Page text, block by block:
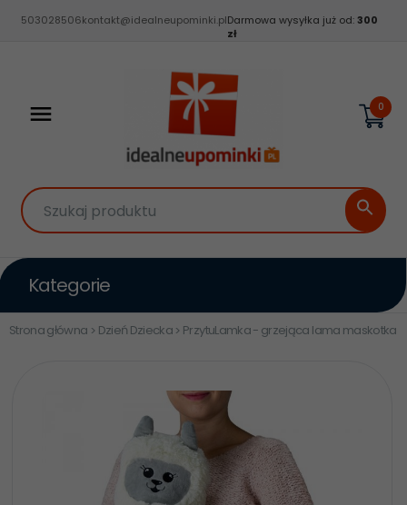
503028506kontakt@idealneupominki.plDarmowa wysyłka już od: 300
zł
Szukaj produktu
0
Kategorie
Strona główna Dzień Dziecka PrzytuLamka - grzejąca lama maskotka